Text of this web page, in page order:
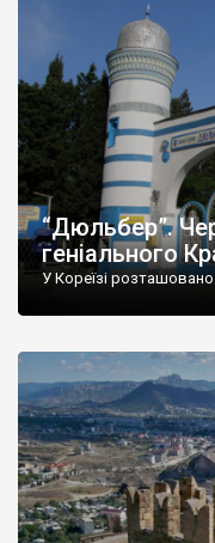
“Дюльбер”.
геніального
У Кореїзі